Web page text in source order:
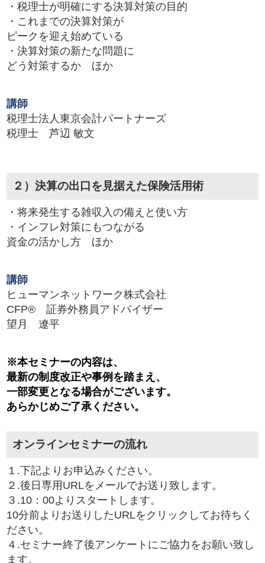
・税理士が明確にする決算対策の目的
・これまでの決算対策が
ピークを迎え始めている
・決算対策の新たな問題に
どう対策するか ほか
講師
税理士法人東京会計パートナーズ
税理士 芦辺 敏文
２）決算の出口を見据えた保険活用術
・将来発生する雑収入の備えと使い方
・インフレ対策にもつながる
資金の活かし方 ほか
講師
ヒューマンネットワーク株式会社
CFP® 証券外務員アドバイザー
望月 遼平
※本セミナーの内容は、
最新の制度改正や事例を踏まえ、
一部変更となる場合がございます。
あらかじめご了承ください。
オンラインセミナーの流れ
１.下記よりお申込みください。
２.後日専用URLをメールでお送り致します。
３.10：00よりスタートします。
10分前よりお送りしたURLをクリックしてお待ちく
ださい。
４.セミナー終了後アンケートにご協力をお願い致し
ます。